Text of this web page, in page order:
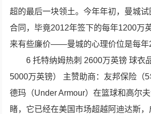
超的最后一块领土。今年年初，曼城
合同，毕竟2012年签下的每年1200万
来有些廉价——曼城的心理价位是每年
6 托特纳姆热刺 2600万英镑 球衣
5000万英镑） 主赞助商：友邦保险（
德玛（Under Armour）在篮球和高尔
睹，它已经在美国市场超越阿迪达斯